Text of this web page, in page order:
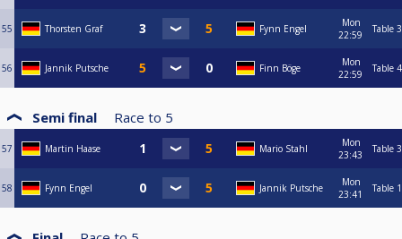
55 Thorsten Graf Fynn Engel
Mon
22:59
Table 3
56 Jannik Putsche Finn Böge
Mon
22:59
Table 4
Semi final Race to 5
57 Martin Haase Mario Stahl
Mon
23:43
Table 3
58 Fynn Engel Jannik Putsche
Mon
23:41
Table 1